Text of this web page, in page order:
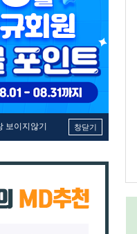
보이지않기 창닫기